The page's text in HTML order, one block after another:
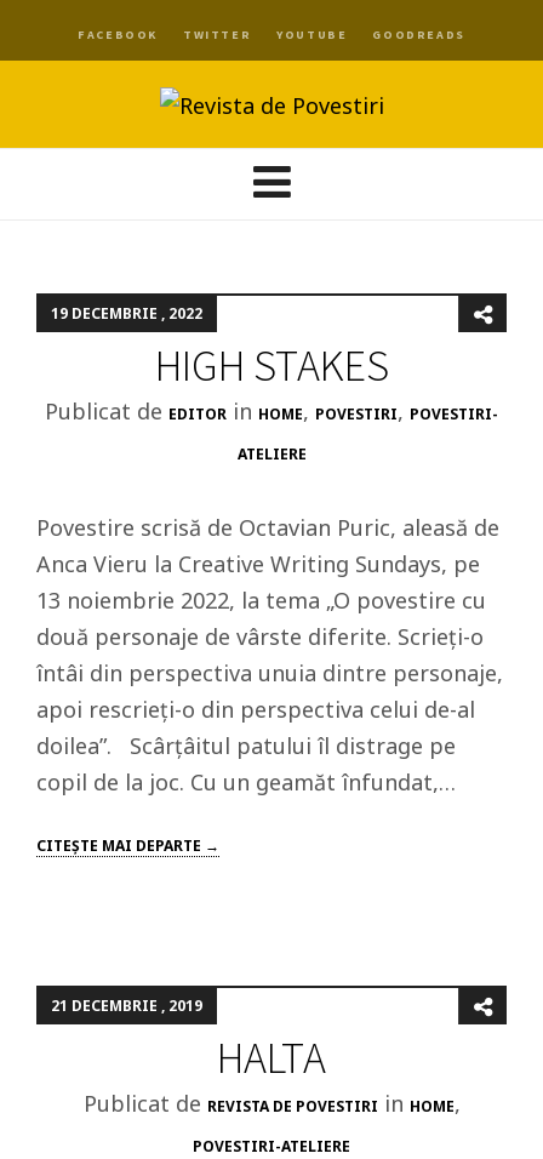
FACEBOOK TWITTER YOUTUBE GOODREADS
19 DECEMBRIE , 2022
HIGH STAKES
Publicat de EDITOR in HOME, POVESTIRI, POVESTIRI-
ATELIERE
Povestire scrisă de Octavian Puric, aleasă de
Anca Vieru la Creative Writing Sundays, pe
13 noiembrie 2022, la tema „O povestire cu
două personaje de vârste diferite. Scrieți-o
întâi din perspectiva unuia dintre personaje,
apoi rescrieți-o din perspectiva celui de-al
doilea”. Scârțâitul patului îl distrage pe
copil de la joc. Cu un geamăt înfundat,…
CITEŞTE MAI DEPARTE →
21 DECEMBRIE , 2019
HALTA
Publicat de REVISTA DE POVESTIRI in HOME,
POVESTIRI-ATELIERE